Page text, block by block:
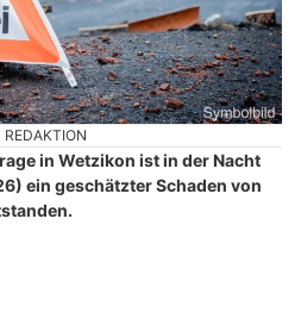
REDAKTION
in Wetzikon ist in der Nacht
ein geschätzter Schaden von